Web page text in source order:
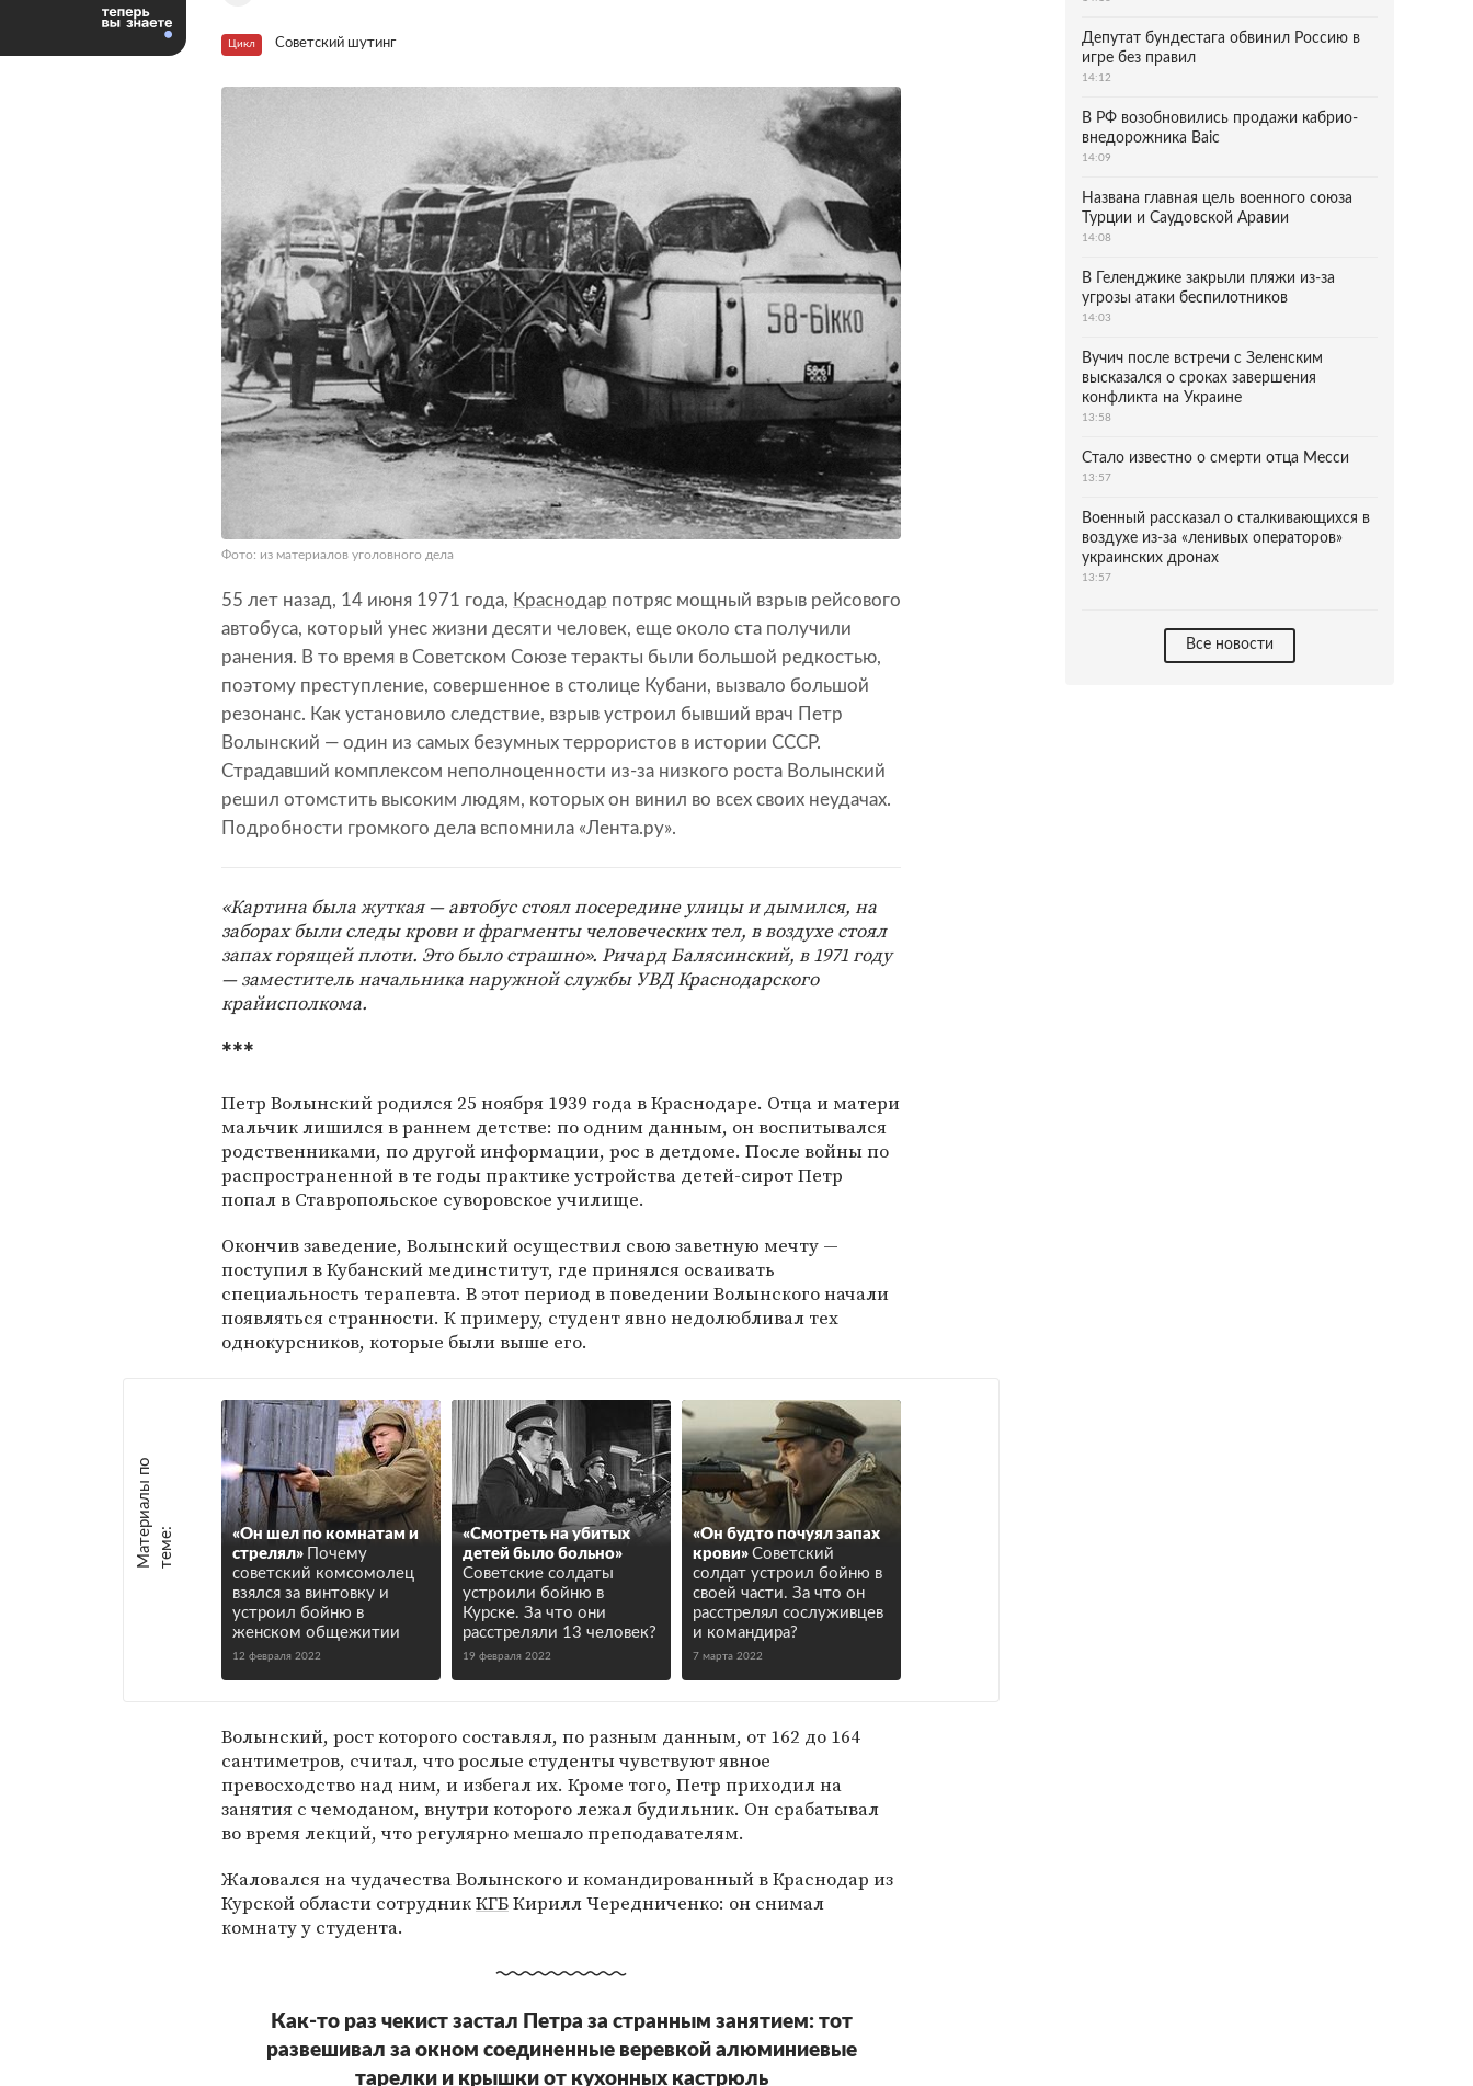
Цикл Советский шутинг
Фото: из материалов уголовного дела
55 лет назад, 14 июня 1971 года, Краснодар потряс мощный взрыв рейсового
автобуса, который унес жизни десяти человек, еще около ста получили
ранения. В то время в Советском Союзе теракты были большой редкостью,
поэтому преступление, совершенное в столице Кубани, вызвало большой
резонанс. Как установило следствие, взрыв устроил бывший врач Петр
Волынский — один из самых безумных террористов в истории СССР.
Страдавший комплексом неполноценности из-за низкого роста Волынский
решил отомстить высоким людям, которых он винил во всех своих неудачах.
Подробности громкого дела вспомнила «Лента.ру».
«Картина была жуткая — автобус стоял посередине улицы и дымился, на
заборах были следы крови и фрагменты человеческих тел, в воздухе стоял
запах горящей плоти. Это было страшно». Ричард Балясинский, в 1971 году
— заместитель начальника наружной службы УВД Краснодарского
крайисполкома.
***
Петр Волынский родился 25 ноября 1939 года в Краснодаре. Отца и матери
мальчик лишился в раннем детстве: по одним данным, он воспитывался
родственниками, по другой информации, рос в детдоме. После войны по
распространенной в те годы практике устройства детей-сирот Петр
попал в Ставропольское суворовское училище.
Окончив заведение, Волынский осуществил свою заветную мечту —
поступил в Кубанский мединститут, где принялся осваивать
специальность терапевта. В этот период в поведении Волынского начали
появляться странности. К примеру, студент явно недолюбливал тех
однокурсников, которые были выше его.
М
а
т е
р
и
а
л
ы
п
о
т
е
м
е :
«Он шел по комнатам и
стрелял»
Почему
советский комсомолец
взялся за винтовку и
устроил бойню в
женском общежитии
12 февраля 2022
«Смотреть на убитых
детей было больно»
Советские солдаты
устроили бойню в
Курске. За что они
расстреляли 13 человек?
19 февраля 2022
«Он будто почуял запах
крови» Советский
солдат устроил бойню в
своей части. За что он
расстрелял сослуживцев
и командира?
7 марта 2022
Волынский, рост которого составлял, по разным данным, от 162 до 164
сантиметров, считал, что рослые студенты чувствуют явное
превосходство над ним, и избегал их. Кроме того, Петр приходил на
занятия с чемоданом, внутри которого лежал будильник. Он срабатывал
во время лекций, что регулярно мешало преподавателям.
Жаловался на чудачества Волынского и командированный в Краснодар из
Курской области сотрудникКГБКирилл Чередниченко: он снимал
комнату у студента.
Как-то раз чекист застал Петра за странным занятием: тот
развешивал за окном соединенные веревкой алюминиевые
тарелки и крышки от кухонных кастрюль
Депутат бундестага обвинил Россию в
игре без правил
14:12
В РФ возобновились продажи кабрио-
внедорожника Baic
14:09
Названа главная цель военного союза
Турции и Саудовской Аравии
14:08
В Геленджике закрыли пляжи из-за
угрозы атаки беспилотников
14:03
Вучич после встречи с Зеленским
высказался о сроках завершения
конфликта на Украине
13:58
Стало известно о смерти отца Месси
13:57
Военный рассказал о сталкивающихся в
воздухе из-за «ленивых операторов»
украинских дронах
13:57
Все новости